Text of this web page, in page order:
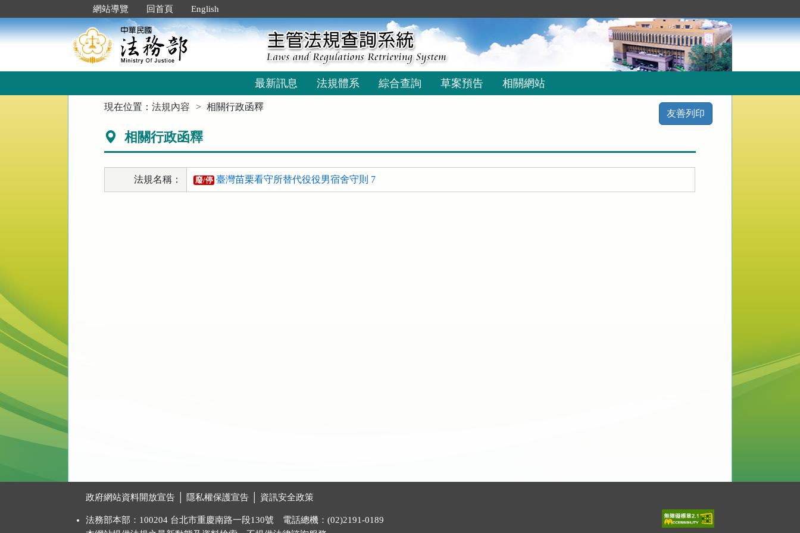
到
主
要
網站導覽 回首頁 English
最新訊息 法規體系 綜合查詢 草案預告 相關網站
現在位置：法規內容 相關行政函釋
友善列印
相關行政函釋
法規名稱： 廢/停 臺灣苗栗看守所替代役役男宿舍守則 7
政府網站資料開放宣告 隱私權保護宣告 資訊安全政策
法務部本部：100204 台北市重慶南路一段130號 電話總機：(02)2191-0189